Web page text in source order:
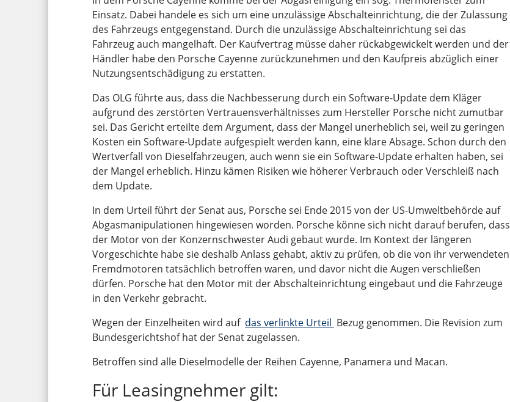
Einsatz. Dabei handele es sich um eine unzulässige Abschalteinrichtung, die der Zulassung
des Fahrzeugs entgegenstand. Durch die unzulässige Abschalteinrichtung sei das
Fahrzeug auch mangelhaft. Der Kaufvertrag müsse daher rückabgewickelt werden und der
Händler habe den Porsche Cayenne zurückzunehmen und den Kaufpreis abzüglich einer
Nutzungsentschädigung zu erstatten.
Das OLG führte aus, dass die Nachbesserung durch ein Software-Update dem Kläger
aufgrund des zerstörten Vertrauensverhältnisses zum Hersteller Porsche nicht zumutbar
sei. Das Gericht erteilte dem Argument, dass der Mangel unerheblich sei, weil zu geringen
Kosten ein Software-Update aufgespielt werden kann, eine klare Absage. Schon durch den
Wertverfall von Dieselfahrzeugen, auch wenn sie ein Software-Update erhalten haben, sei
der Mangel erheblich. Hinzu kämen Risiken wie höherer Verbrauch oder Verschleiß nach
dem Update.
In dem Urteil führt der Senat aus, Porsche sei Ende 2015 von der US-Umweltbehörde auf
Abgasmanipulationen hingewiesen worden. Porsche könne sich nicht darauf berufen, dass
der Motor von der Konzernschwester Audi gebaut wurde. Im Kontext der längeren
Vorgeschichte habe sie deshalb Anlass gehabt, aktiv zu prüfen, ob die von ihr verwendeten
Fremdmotoren tatsächlich betroffen waren, und davor nicht die Augen verschließen
dürfen. Porsche hat den Motor mit der Abschalteinrichtung eingebaut und die Fahrzeuge
in den Verkehr gebracht.
Wegen der Einzelheiten wird auf das verlinkte Urteil Bezug genommen. Die Revision zum
Bundesgerichtshof hat der Senat zugelassen.
Betroffen sind alle Dieselmodelle der Reihen Cayenne, Panamera und Macan.
Für Leasingnehmer gilt: